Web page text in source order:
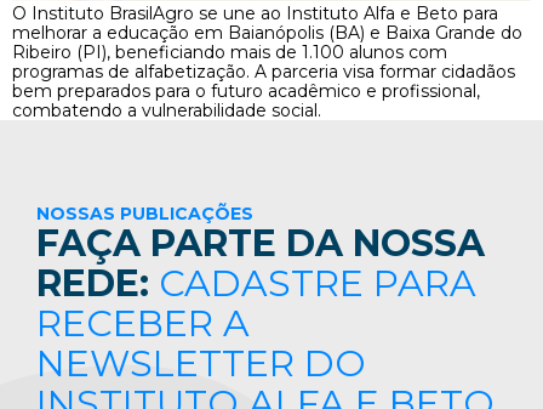
O Instituto BrasilAgro se une ao Instituto Alfa e Beto para
melhorar a educação em Baianópolis (BA) e Baixa Grande do
Ribeiro (PI), beneficiando mais de 1.100 alunos com
programas de alfabetização. A parceria visa formar cidadãos
bem preparados para o futuro acadêmico e profissional,
combatendo a vulnerabilidade social.
NOSSAS PUBLICAÇÕES
FAÇA PARTE DA NOSSA
REDE: CADASTRE PARA
RECEBER A
NEWSLETTER DO